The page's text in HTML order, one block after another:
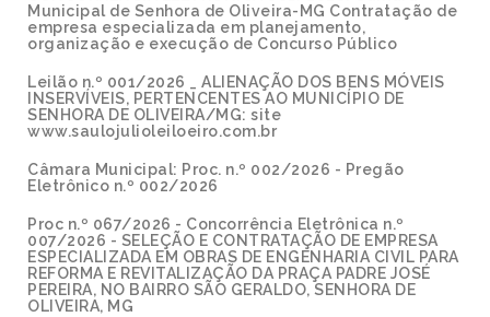
Municipal de Senhora de Oliveira-MG Contratação de
empresa especializada em planejamento,
organização e execução de Concurso Público
Leilão n.º 001/2026 _ ALIENAÇÃO DOS BENS MÓVEIS
INSERVÍVEIS, PERTENCENTES AO MUNICÍPIO DE
SENHORA DE OLIVEIRA/MG: site
www.saulojulioleiloeiro.com.br
Câmara Municipal: Proc. n.º 002/2026 - Pregão
Eletrônico n.º 002/2026
Proc n.º 067/2026 - Concorrência Eletrônica n.º
007/2026 - SELEÇÃO E CONTRATAÇÃO DE EMPRESA
ESPECIALIZADA EM OBRAS DE ENGENHARIA CIVIL PARA
REFORMA E REVITALIZAÇÃO DA PRAÇA PADRE JOSÉ
PEREIRA, NO BAIRRO SÃO GERALDO, SENHORA DE
OLIVEIRA, MG